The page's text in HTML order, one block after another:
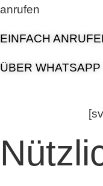
anrufen
EINFACH
ÜBER WHATSAPP